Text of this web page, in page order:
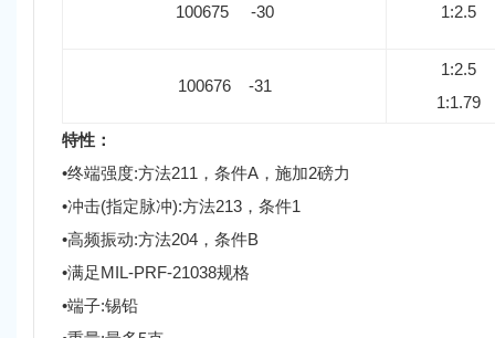
100675 -30 1:2.5
100676 -31
1:2.5
1:1.79
特性：
•终端强度:方法211，条件A，施加2磅力
•冲击(指定脉冲):方法213，条件1
•高频振动:方法204，条件B
•满足MIL-PRF-21038规格
•端子:锡铅